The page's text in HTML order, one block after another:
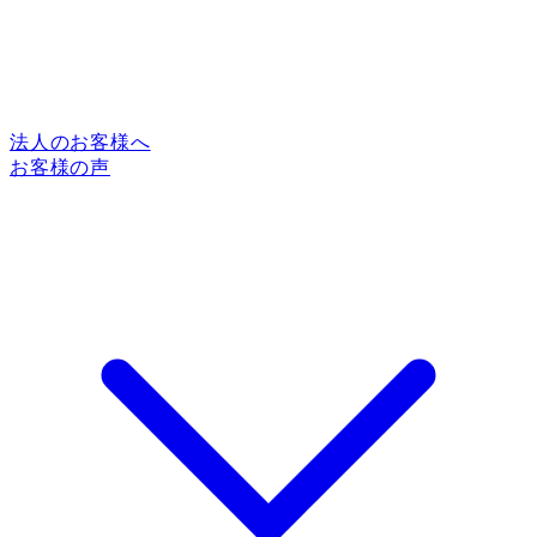
法人のお客様へ
お客様の声